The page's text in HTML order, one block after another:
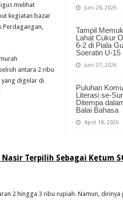
Juni 28, 2026
Tampil
Lahat Cukur
6-2 di Piala
Soeratin U-15
Juni 27, 2026
Puluhan
Literasi se-
Ditempa
Balai Bahasa
April 18, 2026
melihat
kegiatan bazar
antara 2 ribu
yang digelar di
Terpilih Sebagai Ketum
2 hingga 3 ribu rupiah. Namun, dirinya